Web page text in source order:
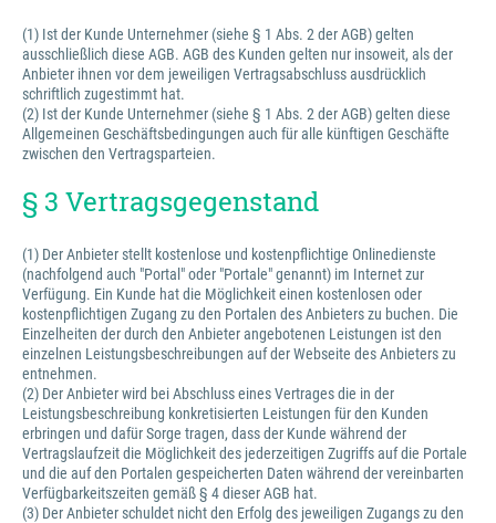
(1) Ist der Kunde Unternehmer (siehe § 1 Abs. 2 der AGB) gelten
ausschließlich diese AGB. AGB des Kunden gelten nur insoweit, als der
Anbieter ihnen vor dem jeweiligen Vertragsabschluss ausdrücklich
schriftlich zugestimmt hat.
(2) Ist der Kunde Unternehmer (siehe § 1 Abs. 2 der AGB) gelten diese
Allgemeinen Geschäftsbedingungen auch für alle künftigen Geschäfte
zwischen den Vertragsparteien.
§ 3 Vertragsgegenstand
(1) Der Anbieter stellt kostenlose und kostenpflichtige Onlinedienste
(nachfolgend auch "Portal" oder "Portale" genannt) im Internet zur
Verfügung. Ein Kunde hat die Möglichkeit einen kostenlosen oder
kostenpflichtigen Zugang zu den Portalen des Anbieters zu buchen. Die
Einzelheiten der durch den Anbieter angebotenen Leistungen ist den
einzelnen Leistungsbeschreibungen auf der Webseite des Anbieters zu
entnehmen.
(2) Der Anbieter wird bei Abschluss eines Vertrages die in der
Leistungsbeschreibung konkretisierten Leistungen für den Kunden
erbringen und dafür Sorge tragen, dass der Kunde während der
Vertragslaufzeit die Möglichkeit des jederzeitigen Zugriffs auf die Portale
und die auf den Portalen gespeicherten Daten während der vereinbarten
Verfügbarkeitszeiten gemäß § 4 dieser AGB hat.
(3) Der Anbieter schuldet nicht den Erfolg des jeweiligen Zugangs zu den